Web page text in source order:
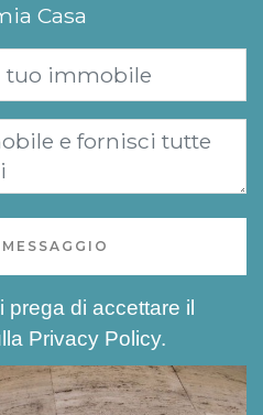
Casa
prega di accettare il
Privacy Policy.